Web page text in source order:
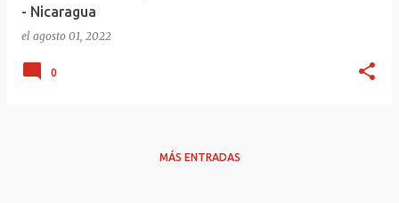
- Nicaragua
el agosto 01, 2022
0
MÁS ENTRADAS